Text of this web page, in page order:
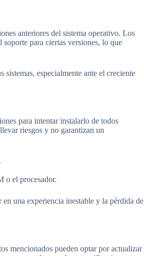
anteriores del sistema operativo. Los
para ciertas versiones, lo que
especialmente ante el creciente
para intentar instalarlo de todos
riesgos y no garantizan un
o el procesador.
una experiencia inestable y la pérdida de
mencionados pueden optar por actualizar